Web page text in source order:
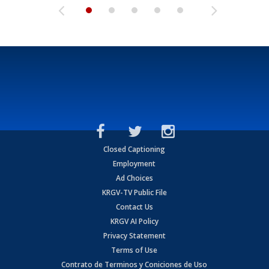
Closed Captioning
Employment
Ad Choices
KRGV-TV Public File
Contact Us
KRGV AI Policy
Privacy Statement
Terms of Use
Contrato de Terminos y Coniciones de Uso